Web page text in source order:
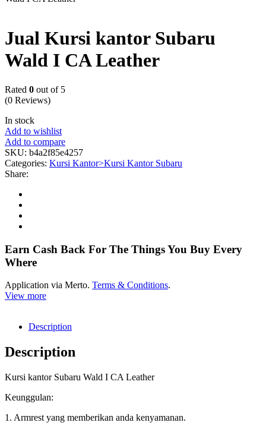
Jual Kursi kantor Subaru
Wald I CA Leather
Rated 0 out of 5
(0 Reviews)
In stock
Add to wishlist
Add to compare
SKU: b4a2f85e4257
Categories: Kursi Kantor>Kursi Kantor Subaru
Share:
Earn Cash Back For The Things You Buy Every
Where
Application via Merto. Terms & Conditions.
View more
Description
Description
Kursi kantor Subaru Wald I CA Leather
Keunggulan:
1. Armrest yang memberikan anda kenyamanan.